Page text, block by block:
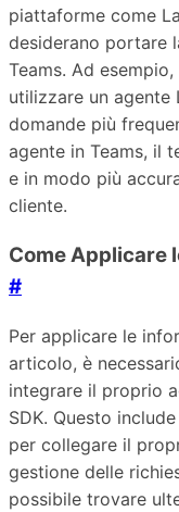
piattaforme come
desiderano portare
Teams. Ad
utilizzare un agente
domande più
agente in Teams, il
e in modo più
cliente.
Come Applicare
#
Per applicare le
articolo, è
integrare il proprio
SDK. Questo
per collegare il
gestione delle
possibile trovare